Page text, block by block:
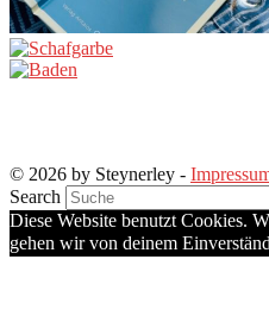
© 2026 by Steynerley -
Search
Diese Website benutzt Cookies.
gehen wir von deinem